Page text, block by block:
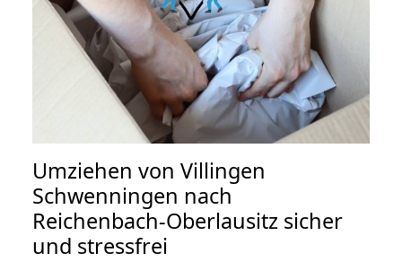
Umziehen von Villingen
Schwenningen nach
Reichenbach-Oberlausitz sicher
und stressfrei